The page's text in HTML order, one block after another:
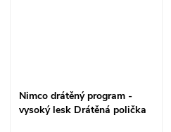
Nimco drátěný program -
vysoký lesk Drátěná polička